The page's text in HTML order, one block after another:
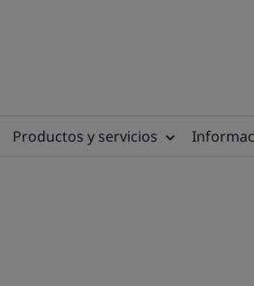
Productos y servicios